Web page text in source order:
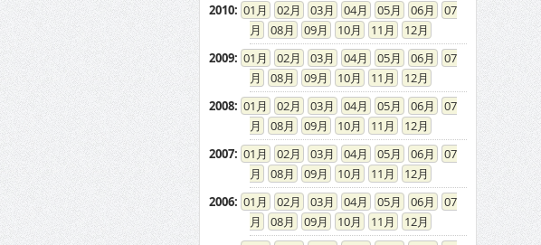
2010: 01 02 03 04 05 06
07
08
09 10 11
12
2009: 01 02 03 04 05 06
07
08
09 10 11
12
2008: 01 02 03 04 05 06
07
08
09 10 11
12
2007: 01 02 03 04 05 06
07
08
09 10 11
12
2006: 01 02 03 04 05 06
07
08
09 10 11
12